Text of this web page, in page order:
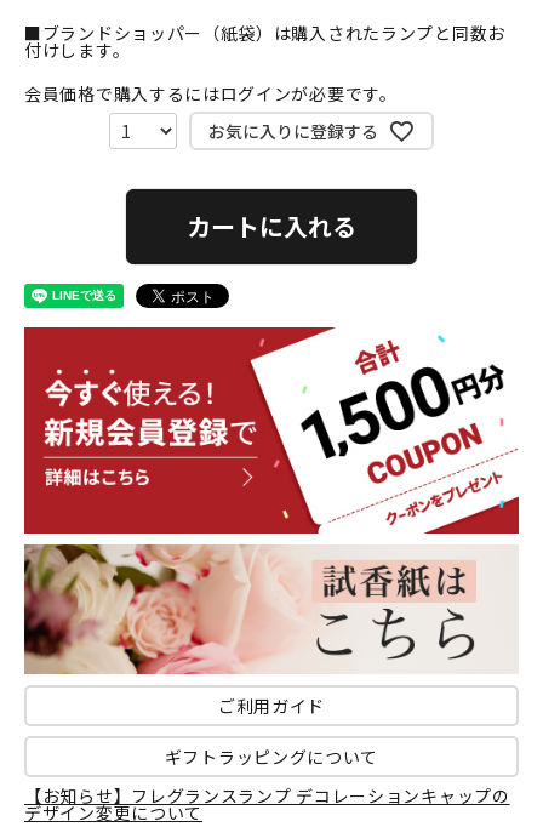
■ブランドショッパー（紙袋）は購入されたランプと同数お
付けします。
会員価格で購入するにはログインが必要です。
お気に入りに登録する
カートに入れる
ご利用ガイド
ギフトラッピングについて
【お知らせ】フレグランスランプ デコレーションキャップの
デザイン変更について